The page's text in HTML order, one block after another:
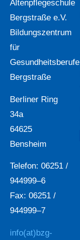
Altenpflegeschule
Bergstraße e.V.
Bildungszentrum
für
Gesundheitsberufe
Bergstraße
Berliner Ring
34a
64625
Bensheim
Telefon: 06251 /
944999–6
Fax: 06251 /
944999–7
info(at)bzg-